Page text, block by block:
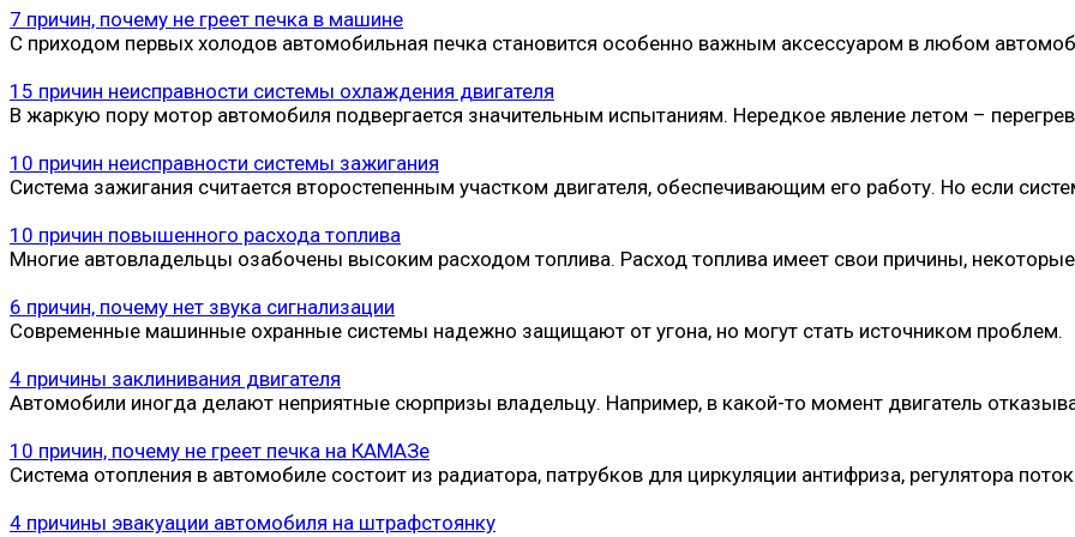
7 причин, почему не греет печка в машине
С приходом первых холодов автомобильная печка становится особенно важным аксессуаром в любом
15 причин неисправности системы охлаждения двигателя
В жаркую пору мотор автомобиля подвергается значительным испытаниям. Нередкое явление летом – перегрев
10 причин неисправности системы зажигания
Система зажигания считается второстепенным участком двигателя, обеспечивающим его работу. Но если
10 причин повышенного расхода топлива
Многие автовладельцы озабочены высоким расходом топлива. Расход топлива имеет свои причины, некоторые
6 причин, почему нет звука сигнализации
Современные машинные охранные системы надежно защищают от угона, но могут стать источником проблем.
4 причины заклинивания двигателя
Автомобили иногда делают неприятные сюрпризы владельцу. Например, в какой-то момент двигатель
10 причин, почему не греет печка на КАМАЗе
Система отопления в автомобиле состоит из радиатора, патрубков для циркуляции антифриза, регулятора
4 причины эвакуации автомобиля на штрафстоянку